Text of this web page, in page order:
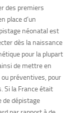
des premiers
place d’un
néonatal est
dès la naissance
pour la plupart
de mettre en
préventives, pour
Si la France était
de dépistage